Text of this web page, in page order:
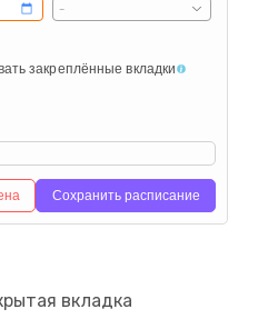
-
закреплённые вкладки
Сохранить расписание
вкладка